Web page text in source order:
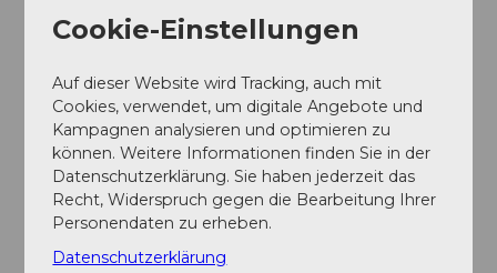
Nidwalden Tourismus
Organisation
Nidwalden Tourismus
Unser Tipp
Cookie-Einstellungen
Auf dieser Website wird Tracking, auch mit
Cookies, verwendet, um digitale Angebote und
Kampagnen analysieren und optimieren zu
können. Weitere Informationen finden Sie in der
Datenschutzerklärung. Sie haben jederzeit das
Recht, Widerspruch gegen die Bearbeitung Ihrer
Personendaten zu erheben.
Datenschutzerklärung